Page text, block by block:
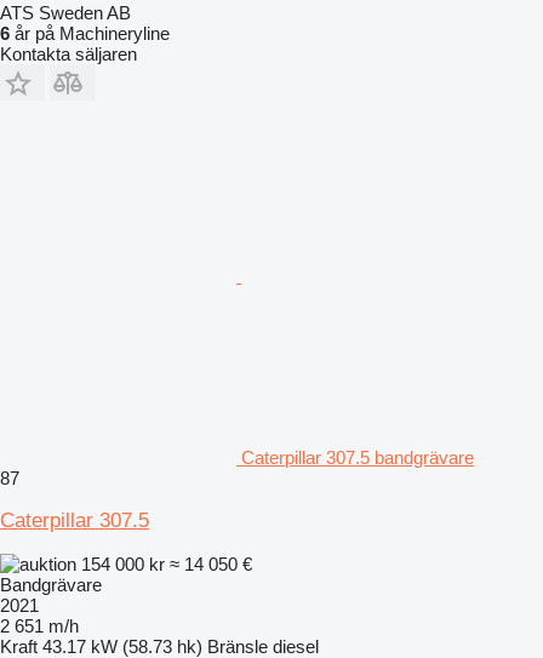
ATS Sweden AB
6 år på Machineryline
Kontakta säljaren
Caterpillar 307.5 bandgrävare
87
Caterpillar 307.5
154 000 kr ≈ 14 050 €
Bandgrävare
2021
2 651 m/h
Kraft 43.17 kW (58.73 hk) Bränsle diesel